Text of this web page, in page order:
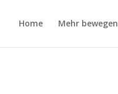
Home Mehr bewegen